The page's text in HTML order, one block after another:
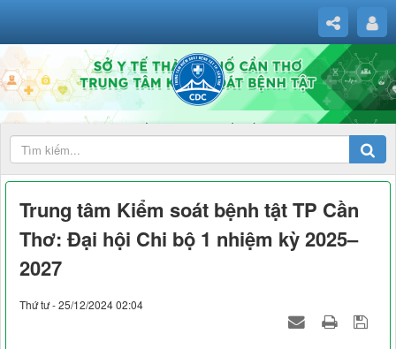
Trung tâm Kiểm soát bệnh tật TP Cần
Thơ: Đại hội Chi bộ 1 nhiệm kỳ 2025–
2027
Thứ tư - 25/12/2024 02:04